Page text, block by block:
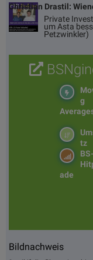
Christian Drastil:
Private
um Asta
Petzwinkler)
g
tz
BS-
ade
Bildnachweis